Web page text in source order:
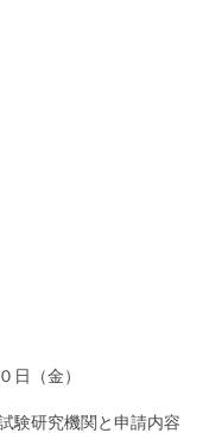
（金）
験研究機関と申請内容